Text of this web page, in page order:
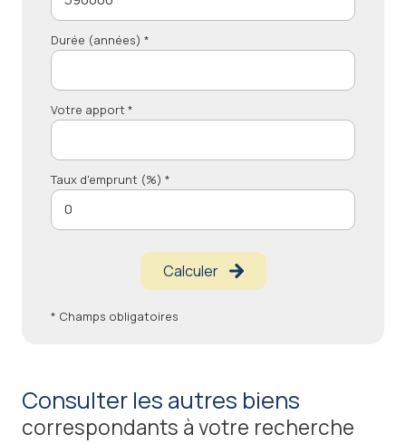
Durée (années) *
Votre apport *
Taux d'emprunt (%) *
Calculer
* Champs obligatoires
consulter les autres biens
correspondants à votre recherche